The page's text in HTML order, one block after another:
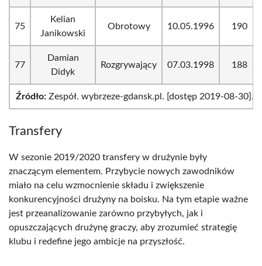
75
Kelian
Janikowski
Obrotowy 10.05.1996 190
77
Damian
Didyk
Rozgrywający 07.03.1998 188
Źródło:Zespół. wybrzeze-gdansk.pl. [dostęp 2019-08-30].
Transfery
W sezonie 2019/2020 transfery w drużynie były
znaczącym elementem. Przybycie nowych zawodników
miało na celu wzmocnienie składu i zwiększenie
konkurencyjności drużyny na boisku. Na tym etapie ważne
jest przeanalizowanie zarówno przybyłych, jak i
opuszczających drużynę graczy, aby zrozumieć strategię
klubu i redefine jego ambicje na przyszłość.